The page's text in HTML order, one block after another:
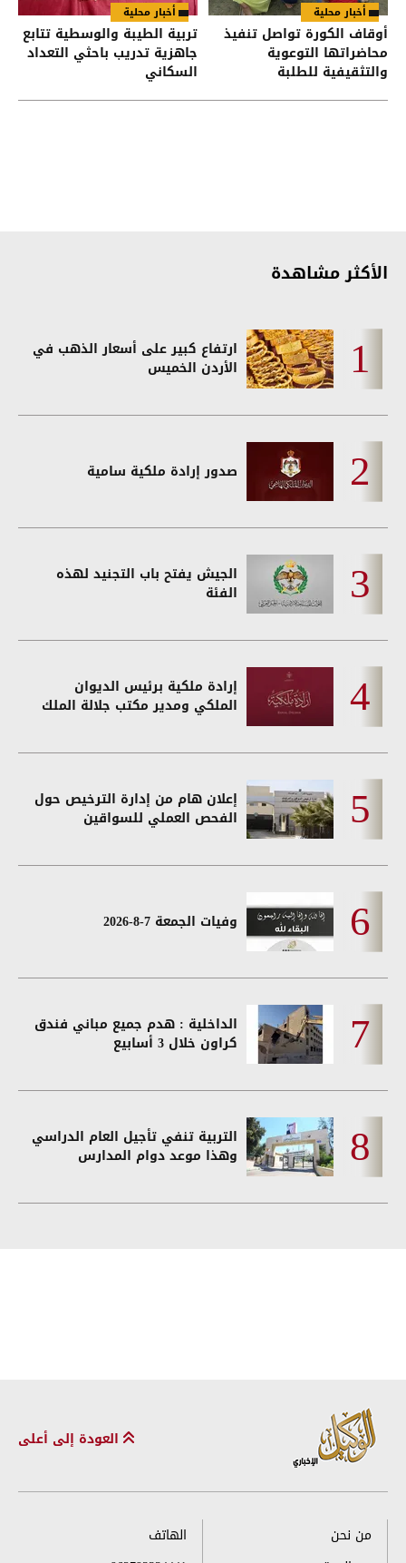
أخبار محلية
أوقاف الكورة تواصل تنفيذ
محاضراتها التوعوية
والتثقيفية للطلبة
أخبار محلية
تربية الطيبة والوسطية تتابع
جاهزية تدريب باحثي التعداد
السكاني
الأكثر مشاهدة
ارتفاع كبير على أسعار الذهب في
الأردن الخميس
صدور إرادة ملكية سامية
الجيش يفتح باب التجنيد لهذه
الفئة
إرادة ملكية برئيس الديوان
الملكي ومدير مكتب جلالة الملك
إعلان هام من إدارة الترخيص حول
الفحص العملي للسواقين
وفيات الجمعة 7-8-2026
الداخلية : هدم جميع مباني فندق
كراون خلال 3 أسابيع
التربية تنفي تأجيل العام الدراسي
وهذا موعد دوام المدارس
العودة إلى أعلى
من نحن
الهاتف